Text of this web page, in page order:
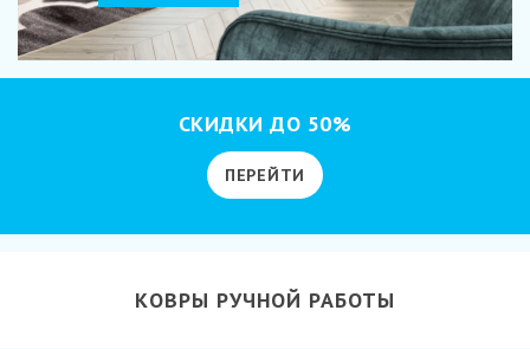
СКИДКИ ДО 50%
ПЕРЕЙТИ
КОВРЫ РУЧНОЙ РАБОТЫ